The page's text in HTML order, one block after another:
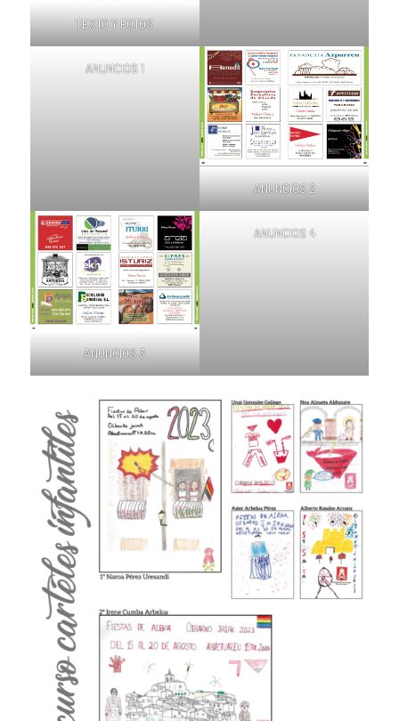
TEXTO Y FOTOS
ANUNCIOS 1
ANUNCIOS 2
ANUNCIOS 3
ANUNCIOS 4